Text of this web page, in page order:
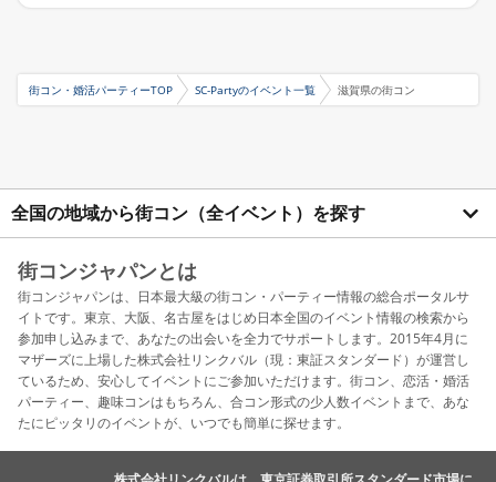
街コン・婚活パーティーTOP SC-Partyのイベント一覧 滋賀県の街コン
全国の地域から街コン（全イベント）を探す
街コンジャパンとは
街コンジャパンは、日本最大級の街コン・パーティー情報の総合ポータルサ
イトです。東京、大阪、名古屋をはじめ日本全国のイベント情報の検索から
参加申し込みまで、あなたの出会いを全力でサポートします。2015年4月に
マザーズに上場した株式会社リンクバル（現：東証スタンダード）が運営し
ているため、安心してイベントにご参加いただけます。街コン、恋活・婚活
パーティー、趣味コンはもちろん、合コン形式の少人数イベントまで、あな
たにピッタリのイベントが、いつでも簡単に探せます。